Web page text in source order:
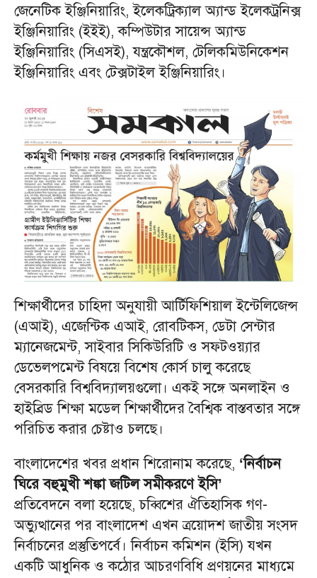
জেনেটিক ইঞ্জিনিয়ারিং, ইলেকট্রিক্যাল অ্যান্ড ইলেকট্রনিক্স
ইঞ্জিনিয়ারিং (ইইই), কম্পিউটার সায়েন্স অ্যান্ড
ইঞ্জিনিয়ারিং (সিএসই), যন্ত্রকৌশল, টেলিকমিউনিকেশন
ইঞ্জিনিয়ারিং এবং টেক্সটাইল ইঞ্জিনিয়ারিং।
শিক্ষার্থীদের চাহিদা অনুযায়ী আর্টিফিশিয়াল ইন্টেলিজেন্স
(এআই), এজেন্টিক এআই, রোবটিকস, ডেটা সেন্টার
ম্যানেজমেন্ট, সাইবার সিকিউরিটি ও সফটওয়্যার
ডেভেলপমেন্ট বিষয়ে বিশেষ কোর্স চালু করেছে
বেসরকারি বিশ্ববিদ্যালয়গুলো। একই সঙ্গে অনলাইন ও
হাইব্রিড শিক্ষা মডেল শিক্ষার্থীদের বৈশ্বিক বাস্তবতার সঙ্গে
পরিচিত করার চেষ্টাও চলছে।
বাংলাদেশের খবর প্রধান শিরোনাম করেছে, ‘নির্বাচন
ঘিরে বহুমুখী শঙ্কা জটিল সমীকরণে ইসি’
প্রতিবেদনে বলা হয়েছে, চব্বিশের ঐতিহাসিক গণ-
অভ্যুত্থানের পর বাংলাদেশ এখন ত্রয়োদশ জাতীয় সংসদ
নির্বাচনের প্রস্তুতিপর্বে। নির্বাচন কমিশন (ইসি) যখন
একটি আধুনিক ও কঠোর আচরণবিধি প্রণয়নের মাধ্যমে